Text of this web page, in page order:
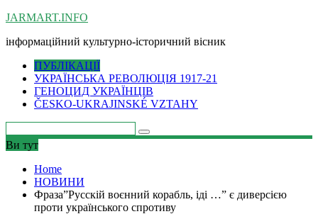
Skip
content
JARMART.INFO
інформаційний культурно-історичний вісник
ПУБЛІКАЦІЇ
УКРАЇНСЬКА РЕВОЛЮЦІЯ 1917-21
ГЕНОЦИД УКРАЇНЦІВ
ČESKO-UKRAJINSKÉ VZTAHY
Ви тут
Home
НОВИНИ
Фраза”Русскій воєнний корабль, іді …” є диверсією
проти українського спротиву